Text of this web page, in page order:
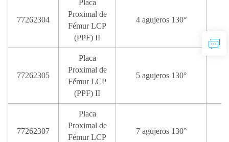
77262304
Placa
Proximal de
Fémur LCP
(PPF) II
4 agujeros 130°
77262305
Placa
Proximal de
Fémur LCP
(PPF) II
5 agujeros 130°
77262307
Placa
Proximal de
Fémur LCP
7 agujeros 130°